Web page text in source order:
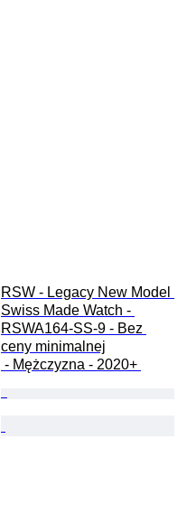
RSW - Legacy New Model
Swiss Made Watch -
RSWA164-SS-9 - Bez
ceny minimalnej
- Mężczyzna - 2020+